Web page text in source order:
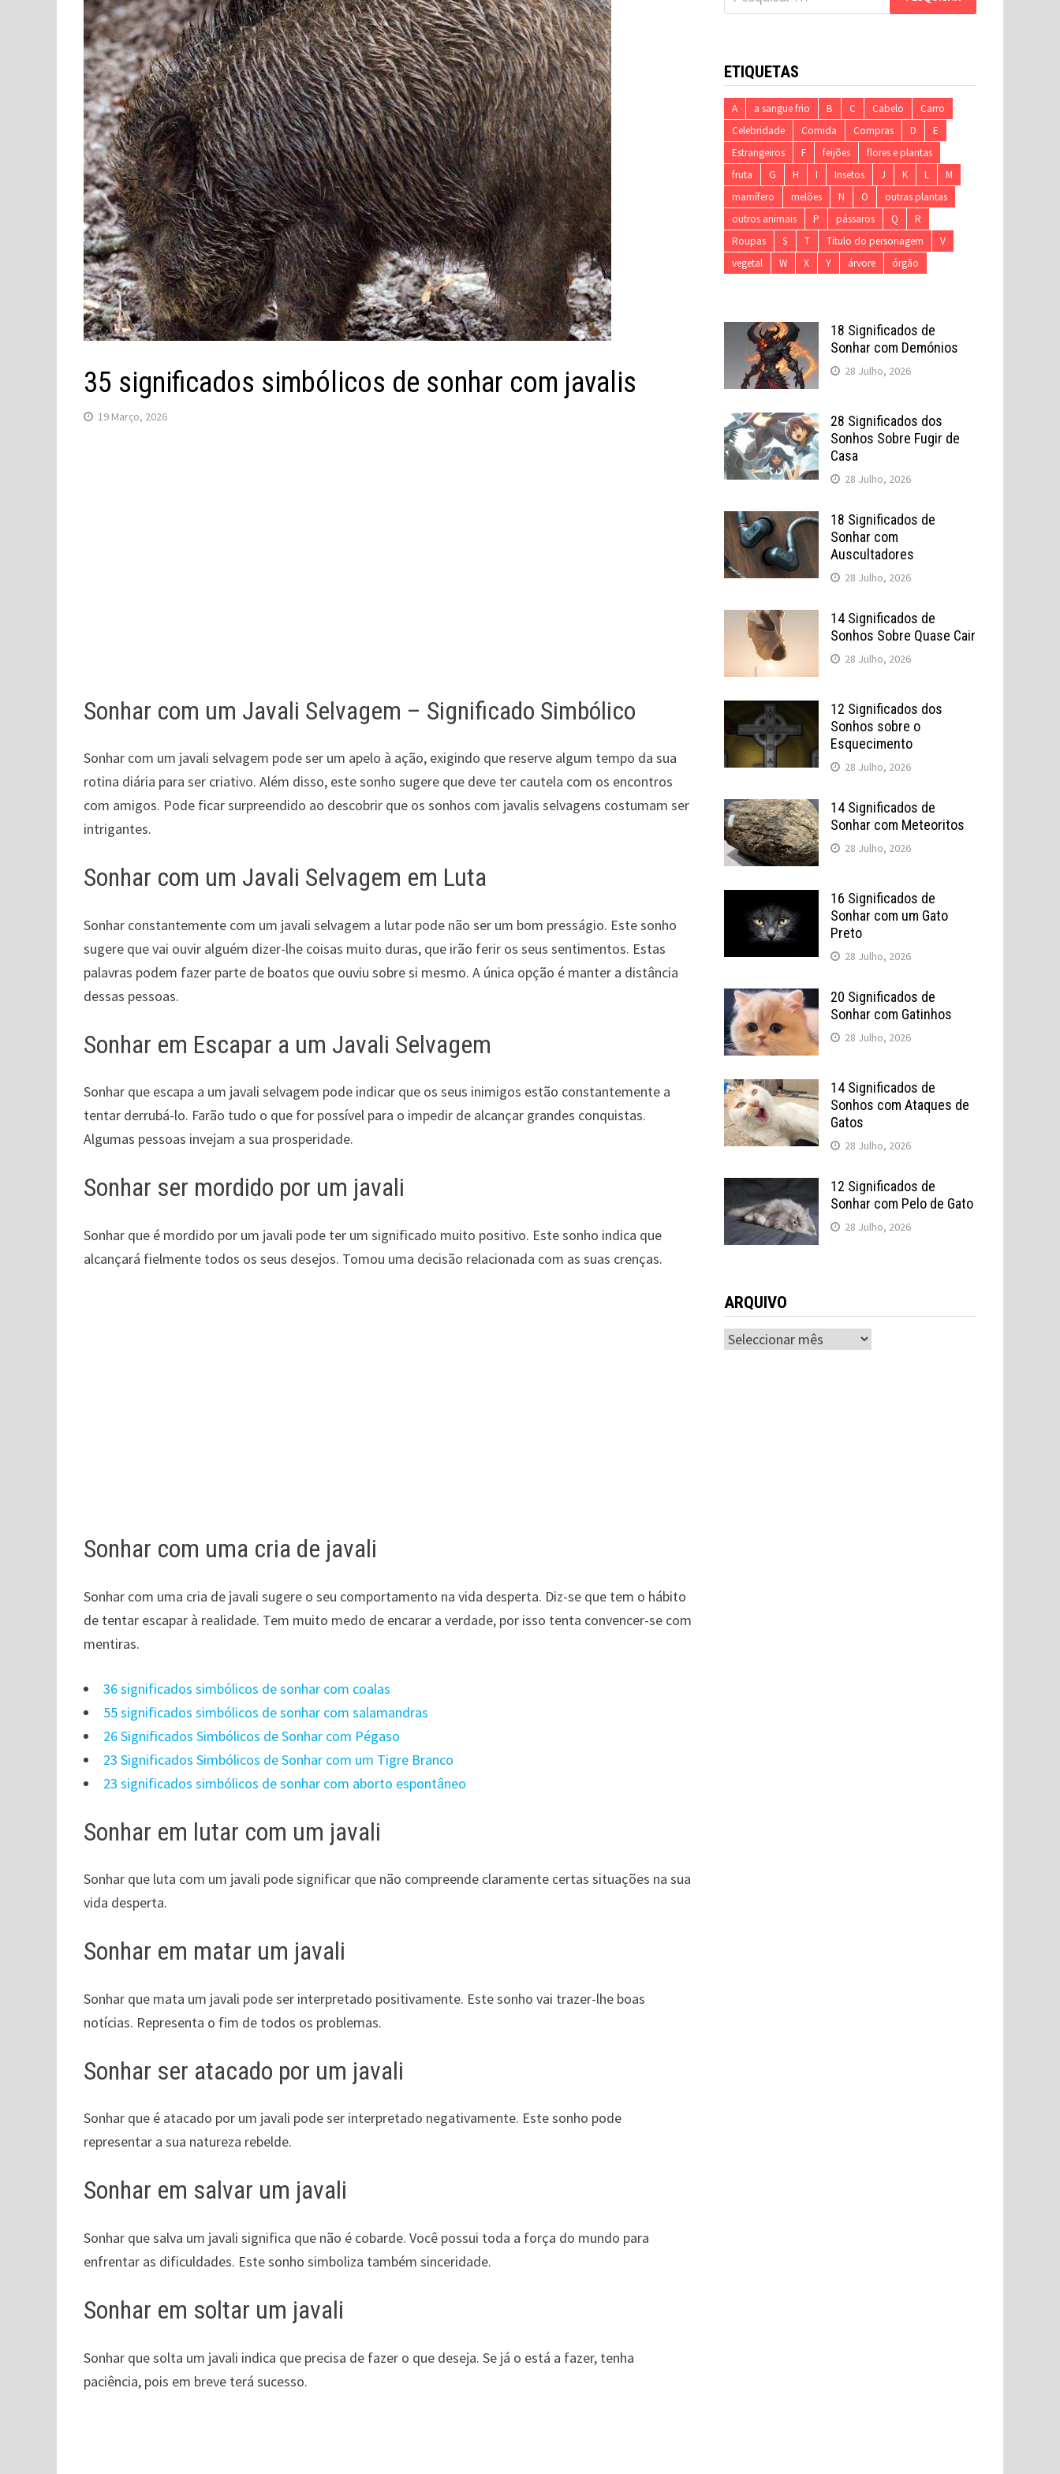
35 significados simbólicos de sonhar com javalis
19 Março, 2026
Sonhar com um Javali Selvagem – Significado Simbólico
Sonhar com um javali selvagem pode ser um apelo à ação, exigindo que reserve algum tempo da sua
rotina diária para ser criativo. Além disso, este sonho sugere que deve ter cautela com os encontros
com amigos. Pode ficar surpreendido ao descobrir que os sonhos com javalis selvagens costumam ser
intrigantes.
Sonhar com um Javali Selvagem em Luta
Sonhar constantemente com um javali selvagem a lutar pode não ser um bom presságio. Este sonho
sugere que vai ouvir alguém dizer-lhe coisas muito duras, que irão ferir os seus sentimentos. Estas
palavras podem fazer parte de boatos que ouviu sobre si mesmo. A única opção é manter a distância
dessas pessoas.
Sonhar em Escapar a um Javali Selvagem
Sonhar que escapa a um javali selvagem pode indicar que os seus inimigos estão constantemente a
tentar derrubá-lo. Farão tudo o que for possível para o impedir de alcançar grandes conquistas.
Algumas pessoas invejam a sua prosperidade.
Sonhar ser mordido por um javali
Sonhar que é mordido por um javali pode ter um significado muito positivo. Este sonho indica que
alcançará fielmente todos os seus desejos. Tomou uma decisão relacionada com as suas crenças.
Sonhar com uma cria de javali
Sonhar com uma cria de javali sugere o seu comportamento na vida desperta. Diz-se que tem o hábito
de tentar escapar à realidade. Tem muito medo de encarar a verdade, por isso tenta convencer-se com
mentiras.
36 significados simbólicos de sonhar com coalas
55 significados simbólicos de sonhar com salamandras
26 Significados Simbólicos de Sonhar com Pégaso
23 Significados Simbólicos de Sonhar com um Tigre Branco
23 significados simbólicos de sonhar com aborto espontâneo
Sonhar em lutar com um javali
Sonhar que luta com um javali pode significar que não compreende claramente certas situações na sua
vida desperta.
Sonhar em matar um javali
Sonhar que mata um javali pode ser interpretado positivamente. Este sonho vai trazer-lhe boas
notícias. Representa o fim de todos os problemas.
Sonhar ser atacado por um javali
Sonhar que é atacado por um javali pode ser interpretado negativamente. Este sonho pode
representar a sua natureza rebelde.
Sonhar em salvar um javali
Sonhar que salva um javali significa que não é cobarde. Você possui toda a força do mundo para
enfrentar as dificuldades. Este sonho simboliza também sinceridade.
Sonhar em soltar um javali
Sonhar que solta um javali indica que precisa de fazer o que deseja. Se já o está a fazer, tenha
paciência, pois em breve terá sucesso.
por:
ETIQUETAS
A a sangue frio B C Cabelo
Carro
Celebridade
Comida Compras D
E
Estrangeiros
F feijões
flores e plantas
fruta
G H I Insetos J K L
M
mamífero
melões N O
outras plantas
outros animais
P pássaros Q
R
Roupas
S T Título do personagem
V
vegetal
W X Y árvore órgão
18 Significados de
Sonhar com Demónios
28 Julho, 2026
28 Significados dos
Sonhos Sobre Fugir de
Casa
28 Julho, 2026
18 Significados de
Sonhar com
Auscultadores
28 Julho, 2026
14 Significados de
Sonhos Sobre Quase Cair
28 Julho, 2026
12 Significados dos
Sonhos sobre o
Esquecimento
28 Julho, 2026
14 Significados de
Sonhar com Meteoritos
28 Julho, 2026
16 Significados de
Sonhar com um Gato
Preto
28 Julho, 2026
20 Significados de
Sonhar com Gatinhos
28 Julho, 2026
14 Significados de
Sonhos com Ataques de
Gatos
28 Julho, 2026
12 Significados de
Sonhar com Pelo de Gato
28 Julho, 2026
ARQUIVO
ARQUIVO